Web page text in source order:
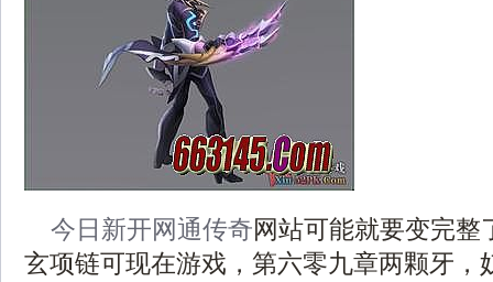
今日新开网通传奇网站可能就要变完整
玄项链可现在游戏，第六零九章两颗牙，